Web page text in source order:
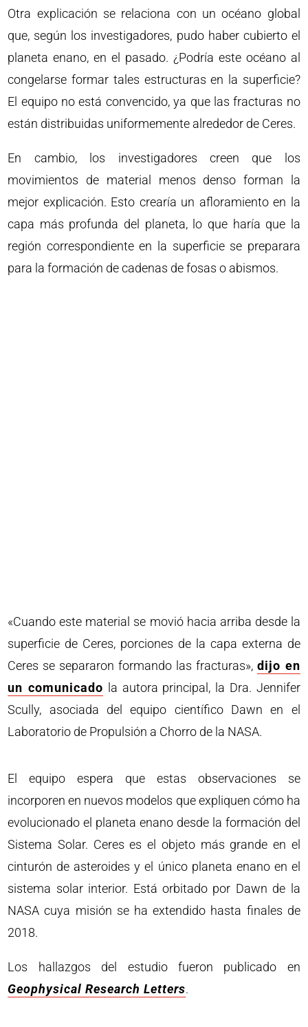
Otra explicación se relaciona con un océano global
que, según los investigadores, pudo haber cubierto el
planeta enano, en el pasado. ¿Podría este océano al
congelarse formar tales estructuras en la superficie?
El equipo no está convencido, ya que las fracturas no
están distribuidas uniformemente alrededor de Ceres.
En cambio, los investigadores creen que los
movimientos de material menos denso forman la
mejor explicación. Esto crearía un afloramiento en la
capa más profunda del planeta, lo que haría que la
región correspondiente en la superficie se preparara
para la formación de cadenas de fosas o abismos.
«Cuando este material se movió hacia arriba desde la
superficie de Ceres, porciones de la capa externa de
Ceres se separaron formando las fracturas», dijo en
un comunicado la autora principal, la Dra. Jennifer
Scully, asociada del equipo científico Dawn en el
Laboratorio de Propulsión a Chorro de la NASA.
El equipo espera que estas observaciones se
incorporen en nuevos modelos que expliquen cómo ha
evolucionado el planeta enano desde la formación del
Sistema Solar. Ceres es el objeto más grande en el
cinturón de asteroides y el único planeta enano en el
sistema solar interior. Está orbitado por Dawn de la
NASA cuya misión se ha extendido hasta finales de
2018.
Los hallazgos del estudio fueron publicado en
Geophysical Research Letters.